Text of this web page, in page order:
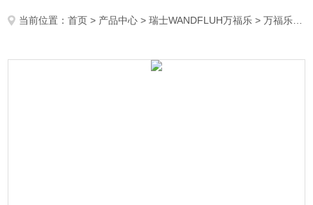
当前位置：首页 > 产品中心 >瑞士WANDFLUH万福乐 >万福乐电磁阀